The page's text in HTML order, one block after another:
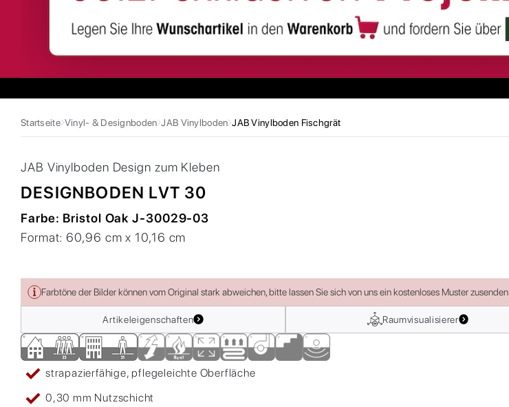
Startseite Vinyl- & Designboden JAB Vinylboden JAB Vinylboden Fischgrät
JAB Vinylboden Design zum Kleben
DESIGNBODEN LVT 30
Farbe: Bristol Oak J-30029-03
Format:60,96 cm x 10,16 cm
Farbtöne der Bilder können vom Original stark abweichen, bitte lassen Sie sich von uns ein kostenloses Muster zusenden.
Artikeleigenschaften Raumvisualisierer
strapazierfähige, pflegeleichte Oberfläche
0,30 mm Nutzschicht